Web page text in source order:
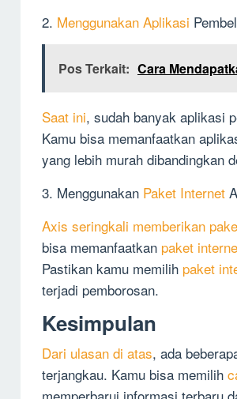
2. Menggunakan Aplikasi
Pos Terkait: Cara
Saat ini, sudah banyak aplikasi
Kamu bisa memanfaatkan
yang lebih murah dibandingkan
3. Menggunakan Paket Internet
Axis seringkali memberikan
bisa memanfaatkan paket
Pastikan kamu memilih paket
terjadi pemborosan.
Kesimpulan
Dari ulasan di atas, ada
terjangkau. Kamu bisa memilih